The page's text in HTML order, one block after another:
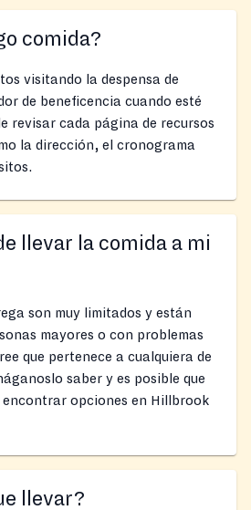
comida?
visitando la despensa de
de beneficencia cuando esté
revisar cada página de recursos
la dirección, el cronograma
llevar la comida a mi
son muy limitados y están
mayores o con problemas
que pertenece a cualquiera de
saber y es posible que
encontrar opciones en Hillbrook
llevar?